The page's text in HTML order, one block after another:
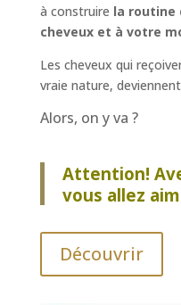
à construire la routine
cheveux et à votre
Les cheveux qui
vraie nature,
Alors, on y va ?
Attention!
vous allez
Découvrir